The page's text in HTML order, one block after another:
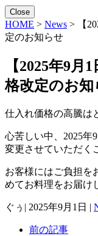
Close
HOME > News > 【
定のお知らせ
【2025年9
格改定のお知
仕入れ価格の高騰は
心苦しい中、2025年
変更させていただく
お客様にはご負担を
めてお料理をお届け
ぐぅ | 2025年9月1日 |
前の記事